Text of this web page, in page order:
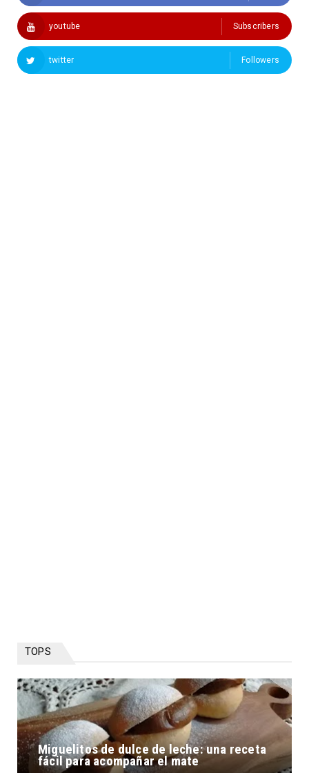
youtube Subscribers
twitter Followers
TOPS
Miguelitos de dulce de leche: una receta
fácil para acompañar el mate